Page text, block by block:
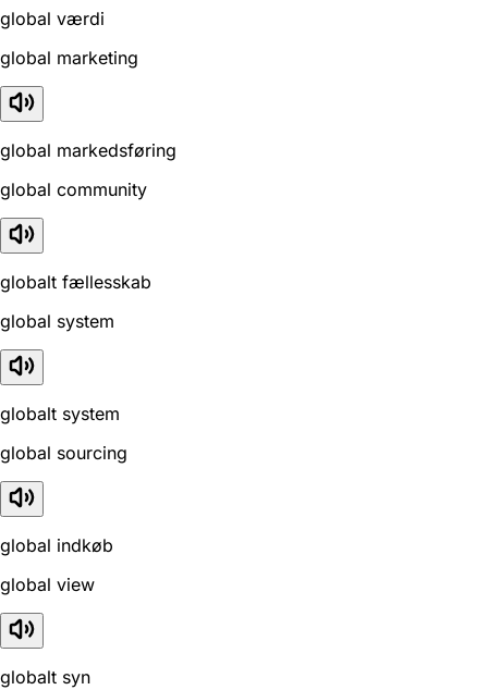
global værdi
global marketing
global markedsføring
global community
globalt fællesskab
global system
globalt system
global sourcing
global indkøb
global view
globalt syn